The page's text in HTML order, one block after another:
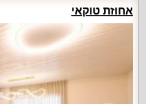
אחוזת טוקאי